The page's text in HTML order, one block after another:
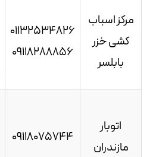
مرکز اسباب
کشی خزر
بابلسر
01132534826
09118288856
اتوبار
مازندران
09118075744